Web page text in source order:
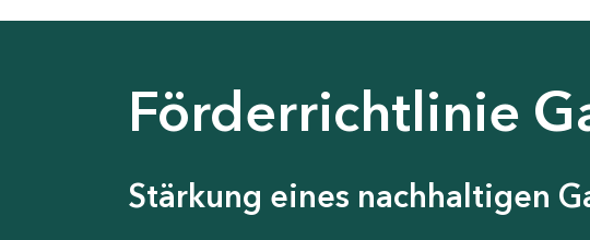
Förderrichtlinie
Stärkung eines nachhaltigen